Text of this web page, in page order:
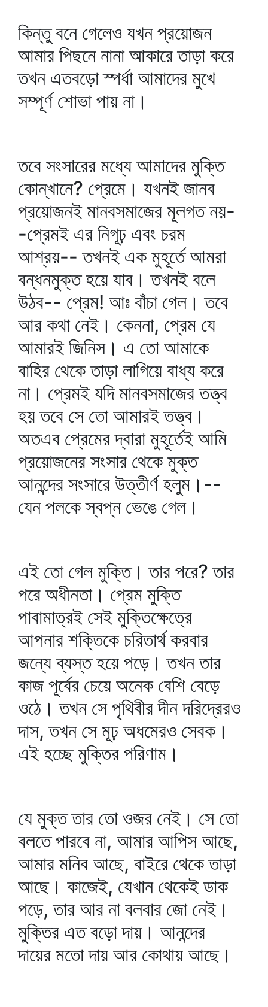
কিন্তু বনে গেলেও যখন প্রয়োজন
আমার পিছনে নানা আকারে তাড়া করে
তখন এতবড়ো স্পর্ধা আমাদের মুখে
সম্পূর্ণ শোভা পায় না।
তবে সংসারের মধ্যে আমাদের মুক্তি
কোন্‌খানে? প্রেমে। যখনই জানব
প্রয়োজনই মানবসমাজের মূলগত নয়-
-প্রেমই এর নিগূঢ় এবং চরম
আশ্রয়-- তখনই এক মুহূর্তে আমরা
বন্ধনমুক্ত হয়ে যাব। তখনই বলে
উঠব-- প্রেম! আঃ বাঁচা গেল। তবে
আর কথা নেই। কেননা, প্রেম যে
আমারই জিনিস। এ তো আমাকে
বাহির থেকে তাড়া লাগিয়ে বাধ্য করে
না। প্রেমই যদি মানবসমাজের তত্ত্ব
হয় তবে সে তো আমারই তত্ত্ব।
অতএব প্রেমের দ্বারা মুহূর্তেই আমি
প্রয়োজনের সংসার থেকে মুক্ত
আনন্দের সংসারে উত্তীর্ণ হলুম।--
যেন পলকে স্বপ্ন ভেঙে গেল।
এই তো গেল মুক্তি। তার পরে? তার
পরে অধীনতা। প্রেম মুক্তি
পাবামাত্রই সেই মুক্তিক্ষেত্রে
আপনার শক্তিকে চরিতার্থ করবার
জন্যে ব্যস্ত হয়ে পড়ে। তখন তার
কাজ পূর্বের চেয়ে অনেক বেশি বেড়ে
ওঠে। তখন সে পৃথিবীর দীন দরিদ্রেরও
দাস, তখন সে মূঢ় অধমেরও সেবক।
এই হচ্ছে মুক্তির পরিণাম।
যে মুক্ত তার তো ওজর নেই। সে তো
বলতে পারবে না, আমার আপিস আছে,
আমার মনিব আছে, বাইরে থেকে তাড়া
আছে। কাজেই, যেখান থেকেই ডাক
পড়ে, তার আর না বলবার জো নেই।
মুক্তির এত বড়ো দায়। আনন্দের
দায়ের মতো দায় আর কোথায় আছে।